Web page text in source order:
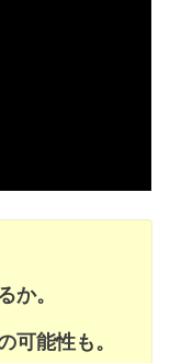
か。
可能性も。